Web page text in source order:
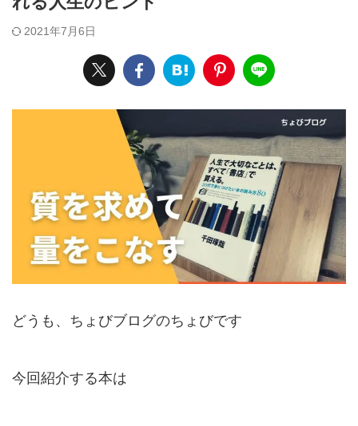
2021年7月6日
どうも、ちょびブログのちょびです
今回紹介する本は